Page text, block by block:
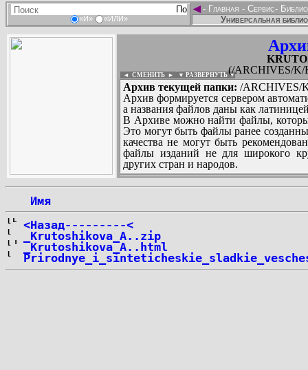
«И» «ИЛИ»
◄- Главная - Сервис-
Универсальная
(/ARCHIVES/K/
◄ СМЕНИТЬ ► ▼ РАЗВЕРНУТЬ ▼
Архив текущей папки: /ARCHIVES/
Архив формируется сервером
а названия файлов даны как
В Архиве можно найти файлы,
Это могут быть файлы ранее
качества не могут быть
файлы изданий не для широкого
других стран и народов.
Имя
<Назад---------<
_Krutoshikova_A..zip
_Krutoshikova_A..html